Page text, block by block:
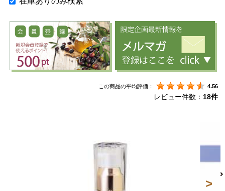
この商品の平均評価： 4.56
レビュー件数： 18件